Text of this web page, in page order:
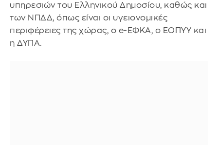
υπηρεσιών του Ελληνικού Δημοσίου, καθώς και
των ΝΠΔΔ, όπως είναι οι υγειονομικές
περιφέρειες της χώρας, ο e-ΕΦΚΑ, ο ΕΟΠΥΥ και
η ΔΥΠΑ.